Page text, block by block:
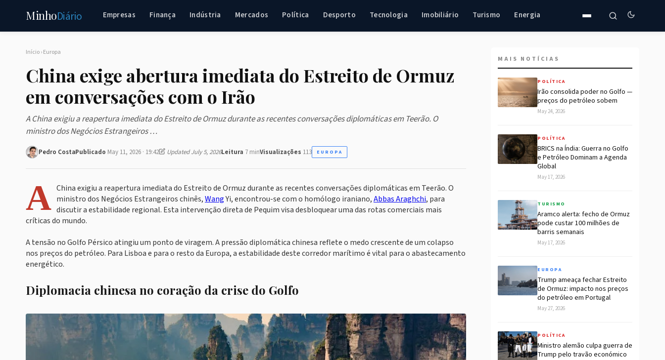
MinhoDiário Empresas Finança Indústria Mercados Política Desporto Tecnologia Imobiliário Turismo Energia
Início›Europa
China exige abertura imediata do Estreito de Ormuz
em conversações com o Irão
A China exigiu a reapertura imediata do Estreito de Ormuz durante as recentes conversações diplomáticas em Teerão. O
ministro dos Negócios Estrangeiros …
Pedro CostaPublicado May 11, 2026 · 19:42 Updated July 5, 2026Leitura 7 minVisualizações 113 EUROPA
A China exigiu a reapertura imediata do Estreito de Ormuz durante as recentes conversações diplomáticas em Teerão. O
ministro dos Negócios Estrangeiros chinês,WangYi, encontrou-se com o homólogo iraniano,Abbas Araghchi, para
discutir a estabilidade regional. Esta intervenção direta de Pequim visa desbloquear uma das rotas comerciais mais
críticas do mundo.
A tensão no Golfo Pérsico atingiu um ponto de viragem. A pressão diplomática chinesa reflete o medo crescente de um colapso
nos preços do petróleo. Para Lisboa e para o resto da Europa, a estabilidade deste corredor marítimo é vital para o abastecamento
energético.
Diplomacia chinesa no coração da crise do Golfo
MAIS NOTÍCIAS
POLÍTICA
Irão consolida poder no Golfo —
preços do petróleo sobem
May 24, 2026
POLÍTICA
BRICS na Índia: Guerra no Golfo
e Petróleo Dominam a Agenda
Global
May 17, 2026
TURISMO
Aramco alerta: fecho de Ormuz
pode custar 100 milhões de
barris semanais
May 17, 2026
EUROPA
Trump ameaça fechar Estreito
de Ormuz: impacto nos preços
do petróleo em Portugal
May 27, 2026
POLÍTICA
Ministro alemão culpa guerra de
Trump pelo travão económico